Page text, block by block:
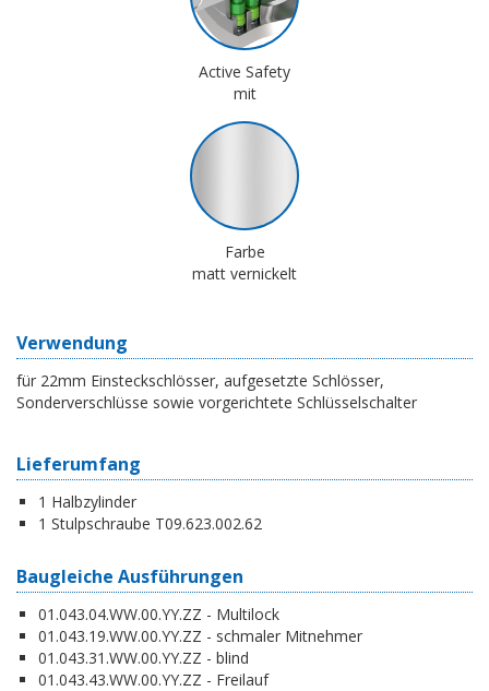
Active Safety
mit
Farbe
matt vernickelt
Verwendung
für 22mm Einsteckschlösser, aufgesetzte Schlösser,
Sonderverschlüsse sowie vorgerichtete Schlüsselschalter
Lieferumfang
1 Halbzylinder
1 Stulpschraube T09.623.002.62
Baugleiche Ausführungen
01.043.04.WW.00.YY.ZZ - Multilock
01.043.19.WW.00.YY.ZZ - schmaler Mitnehmer
01.043.31.WW.00.YY.ZZ - blind
01.043.43.WW.00.YY.ZZ - Freilauf